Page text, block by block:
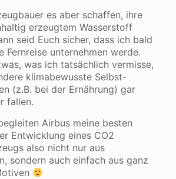
es aber schaffen, ihre
erzeugtem Wasserstoff
seid Euch sicher, dass ich bald
Fernreise unternehmen werde.
was ich tatsächlich vermisse,
klimabewusste Selbst-
(z.B. bei der Ernährung) gar
fallen.
Airbus meine besten
Entwicklung eines CO2
also nicht nur aus
sondern auch einfach aus ganz